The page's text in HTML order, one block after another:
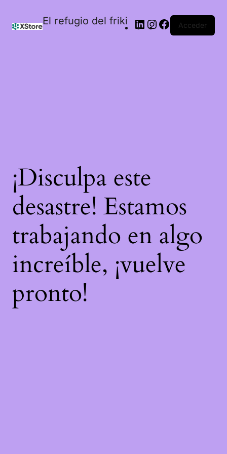
El refugio del friki Acceder
¡Disculpa este
desastre! Estamos
trabajando en algo
increíble, ¡vuelve
pronto!